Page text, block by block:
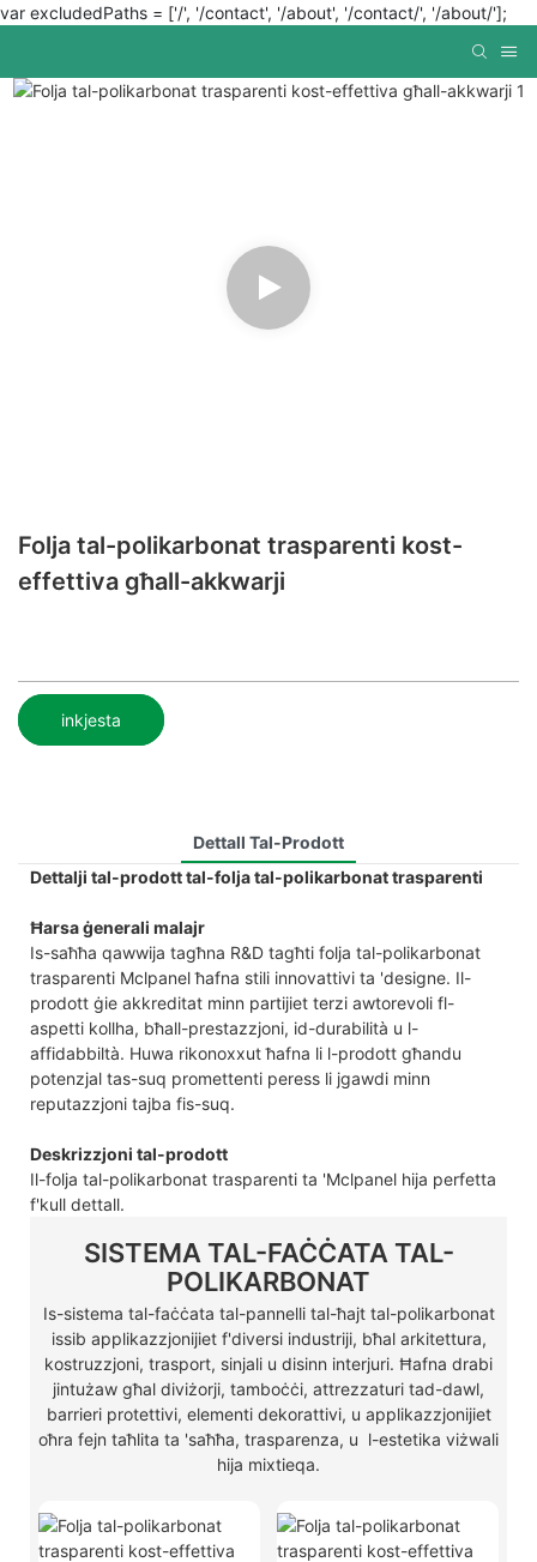
var excludedPaths = ['/', '/contact', '/about', '/contact/', '/about/'];
Folja tal-polikarbonat trasparenti kost-
effettiva għall-akkwarji
inkjesta
Dettall Tal-Prodott
Dettalji tal-prodott tal-folja tal-polikarbonat trasparenti
Ħarsa ġenerali malajr
Is-saħħa qawwija tagħna R&D tagħti folja tal-polikarbonat
trasparenti Mclpanel ħafna stili innovattivi ta 'designe. Il-
prodott ġie akkreditat minn partijiet terzi awtorevoli fl-
aspetti kollha, bħall-prestazzjoni, id-durabilità u l-
affidabbiltà. Huwa rikonoxxut ħafna li l-prodott għandu
potenzjal tas-suq promettenti peress li jgawdi minn
reputazzjoni tajba fis-suq.
Deskrizzjoni tal-prodott
Il-folja tal-polikarbonat trasparenti ta 'Mclpanel hija perfetta
f'kull dettall.
SISTEMA TAL-FAĊĊATA TAL-
POLIKARBONAT
Is-sistema tal-faċċata tal-pannelli tal-ħajt tal-polikarbonat
issib applikazzjonijiet f'diversi industriji, bħal arkitettura,
kostruzzjoni, trasport, sinjali u disinn interjuri. Ħafna drabi
jintużaw għal diviżorji, tamboċċi, attrezzaturi tad-dawl,
barrieri protettivi, elementi dekorattivi, u applikazzjonijiet
oħra fejn taħlita ta 'saħħa, trasparenza, u l-estetika viżwali
hija mixtieqa.